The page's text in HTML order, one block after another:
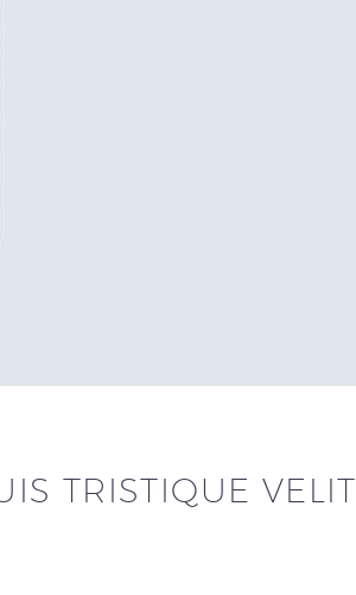
TRISTIQUE VELIT